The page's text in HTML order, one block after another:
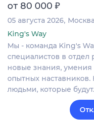
от 80 000 ₽
05 августа 2026 Москва
King's Way
Мы - команда King's
специалистов в
новые знания, умения
опытных наставников.
людьми, которые